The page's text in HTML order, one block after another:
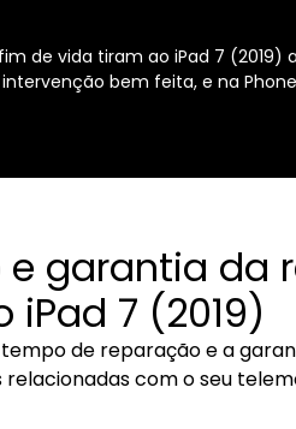
de vida tiram ao iPad 7
bem feita, e na
e garantia da
iPad 7 (2019)
de reparação e a
com o seu